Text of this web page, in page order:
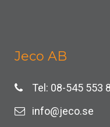
Jeco AB
Tel: 08-545 553
info@jeco.se